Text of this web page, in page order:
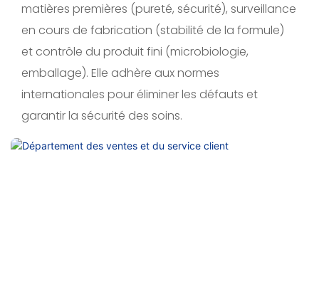
matières premières (pureté, sécurité), surveillance
en cours de fabrication (stabilité de la formule)
et contrôle du produit fini (microbiologie,
emballage). Elle adhère aux normes
internationales pour éliminer les défauts et
garantir la sécurité des soins.